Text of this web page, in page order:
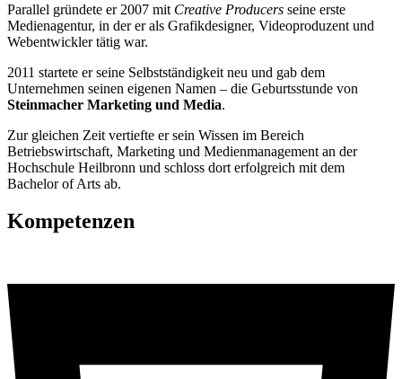
Parallel gründete er 2007 mit Creative Producers seine erste
Medienagentur, in der er als Grafikdesigner, Videoproduzent und
Webentwickler tätig war.
2011 startete er seine Selbstständigkeit neu und gab dem
Unternehmen seinen eigenen Namen – die Geburtsstunde von
Steinmacher Marketing und Media.
Zur gleichen Zeit vertiefte er sein Wissen im Bereich
Betriebswirtschaft, Marketing und Medienmanagement an der
Hochschule Heilbronn und schloss dort erfolgreich mit dem
Bachelor of Arts ab.
Kompetenzen